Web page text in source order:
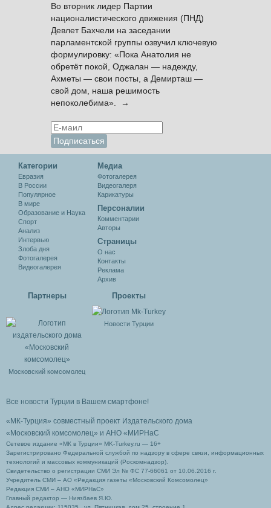
Во вторник лидер Партии
националистического движения (ПНД)
Девлет Бахчели на заседании
парламентской группы озвучил ключевую
формулировку: «Пока Анатолия не
обретёт покой, Оджалан — надежду,
Ахметы — свои посты, а Демирташ —
свой дом, наша решимость
непоколебима». →
Категории
Евразия
В России
Популярное
В мире
Образование и Наука
Спорт
Анализ
Интервью
Злоба дня
Фотогалерея
Видеогалерея
Медиа
Фотогалерея
Видеогалеря
Карикатуры
Персоналии
Комментарии
Авторы
Cтраницы
О нас
Контакты
Реклама
Архив
Партнеры
Московский комсомолец
Проекты
Новости Турции
Все новости Турции в Вашем смартфоне!
«МК-Турция» совместный проект Издательского дома
«Московский комсомолец» и АНО «МИРНаС
Сетевое издание «МК в Турции» MK-Turkey.ru — 16+
Зарегистрировано Федеральной службой по надзору в сфере связи, информационных
технологий и массовых коммуникаций (Роскомнадзор).
Свидетельство о регистрации СМИ Эл № ФС 77-66061 от 10.06.2016 г.
Учредитель СМИ – АО «Редакция газеты «Московский Комсомолец»
Редакция СМИ – АНО «МИРНаС»
Главный редактор — Ниязбаев Я.Ю.